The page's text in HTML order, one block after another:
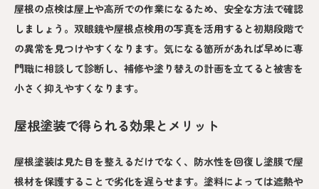
屋根の点検は屋上や高所での作業になるため、安全な方法で確認
しましょう。双眼鏡や屋根点検用の写真を活用すると初期段階で
の異常を見つけやすくなります。気になる箇所があれば早めに専
門職に相談して診断し、補修や塗り替えの計画を立てると被害を
小さく抑えやすくなります。
屋根塗装で得られる効果とメリット
屋根塗装は見た目を整えるだけでなく、防水性を回復し塗膜で屋
根材を保護することで劣化を遅らせます。塗料によっては遮熱や